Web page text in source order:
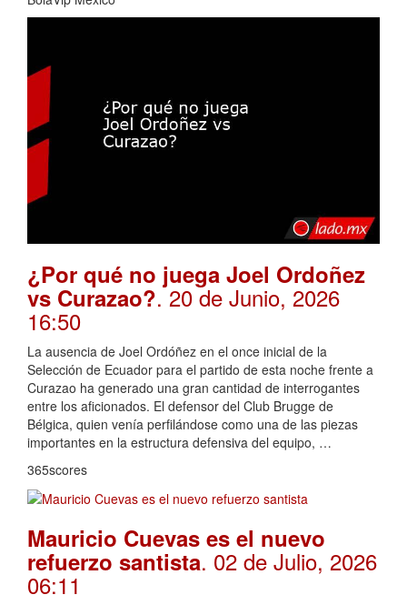
¿Por qué no juega Joel Ordoñez
vs Curazao?. 20 de Junio, 2026
16:50
La ausencia de Joel Ordóñez en el once inicial de la
Selección de Ecuador para el partido de esta noche frente a
Curazao ha generado una gran cantidad de interrogantes
entre los aficionados. El defensor del Club Brugge de
Bélgica, quien venía perfilándose como una de las piezas
importantes en la estructura defensiva del equipo, …
365scores
Mauricio Cuevas es el nuevo
refuerzo santista. 02 de Julio, 2026
06:11